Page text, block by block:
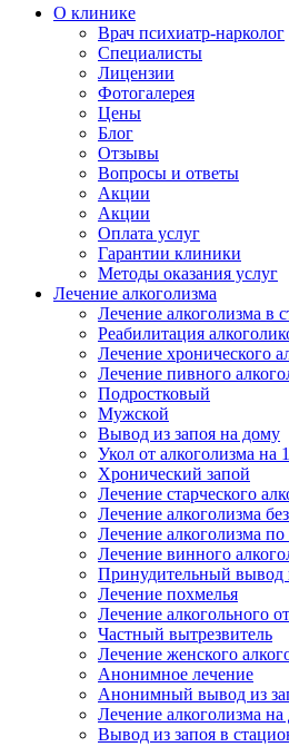
О клинике
Врач психиатр-нарколог
Специалисты
Лицензии
Фотогалерея
Цены
Блог
Отзывы
Вопросы и ответы
Акции
Акции
Оплата услуг
Гарантии клиники
Методы оказания услуг
Лечение алкоголизма
Лечение алкоголизма в
Реабилитация
Лечение хронического
Лечение пивного
Подростковый
Мужской
Вывод из запоя на дому
Укол от алкоголизма на
Хронический запой
Лечение старческого
Лечение алкоголизма
Лечение алкоголизма
Лечение винного
Принудительный вывод
Лечение похмелья
Лечение алкогольного
Частный вытрезвитель
Лечение женского
Анонимное лечение
Анонимный вывод из
Лечение алкоголизма
Вывод из запоя в